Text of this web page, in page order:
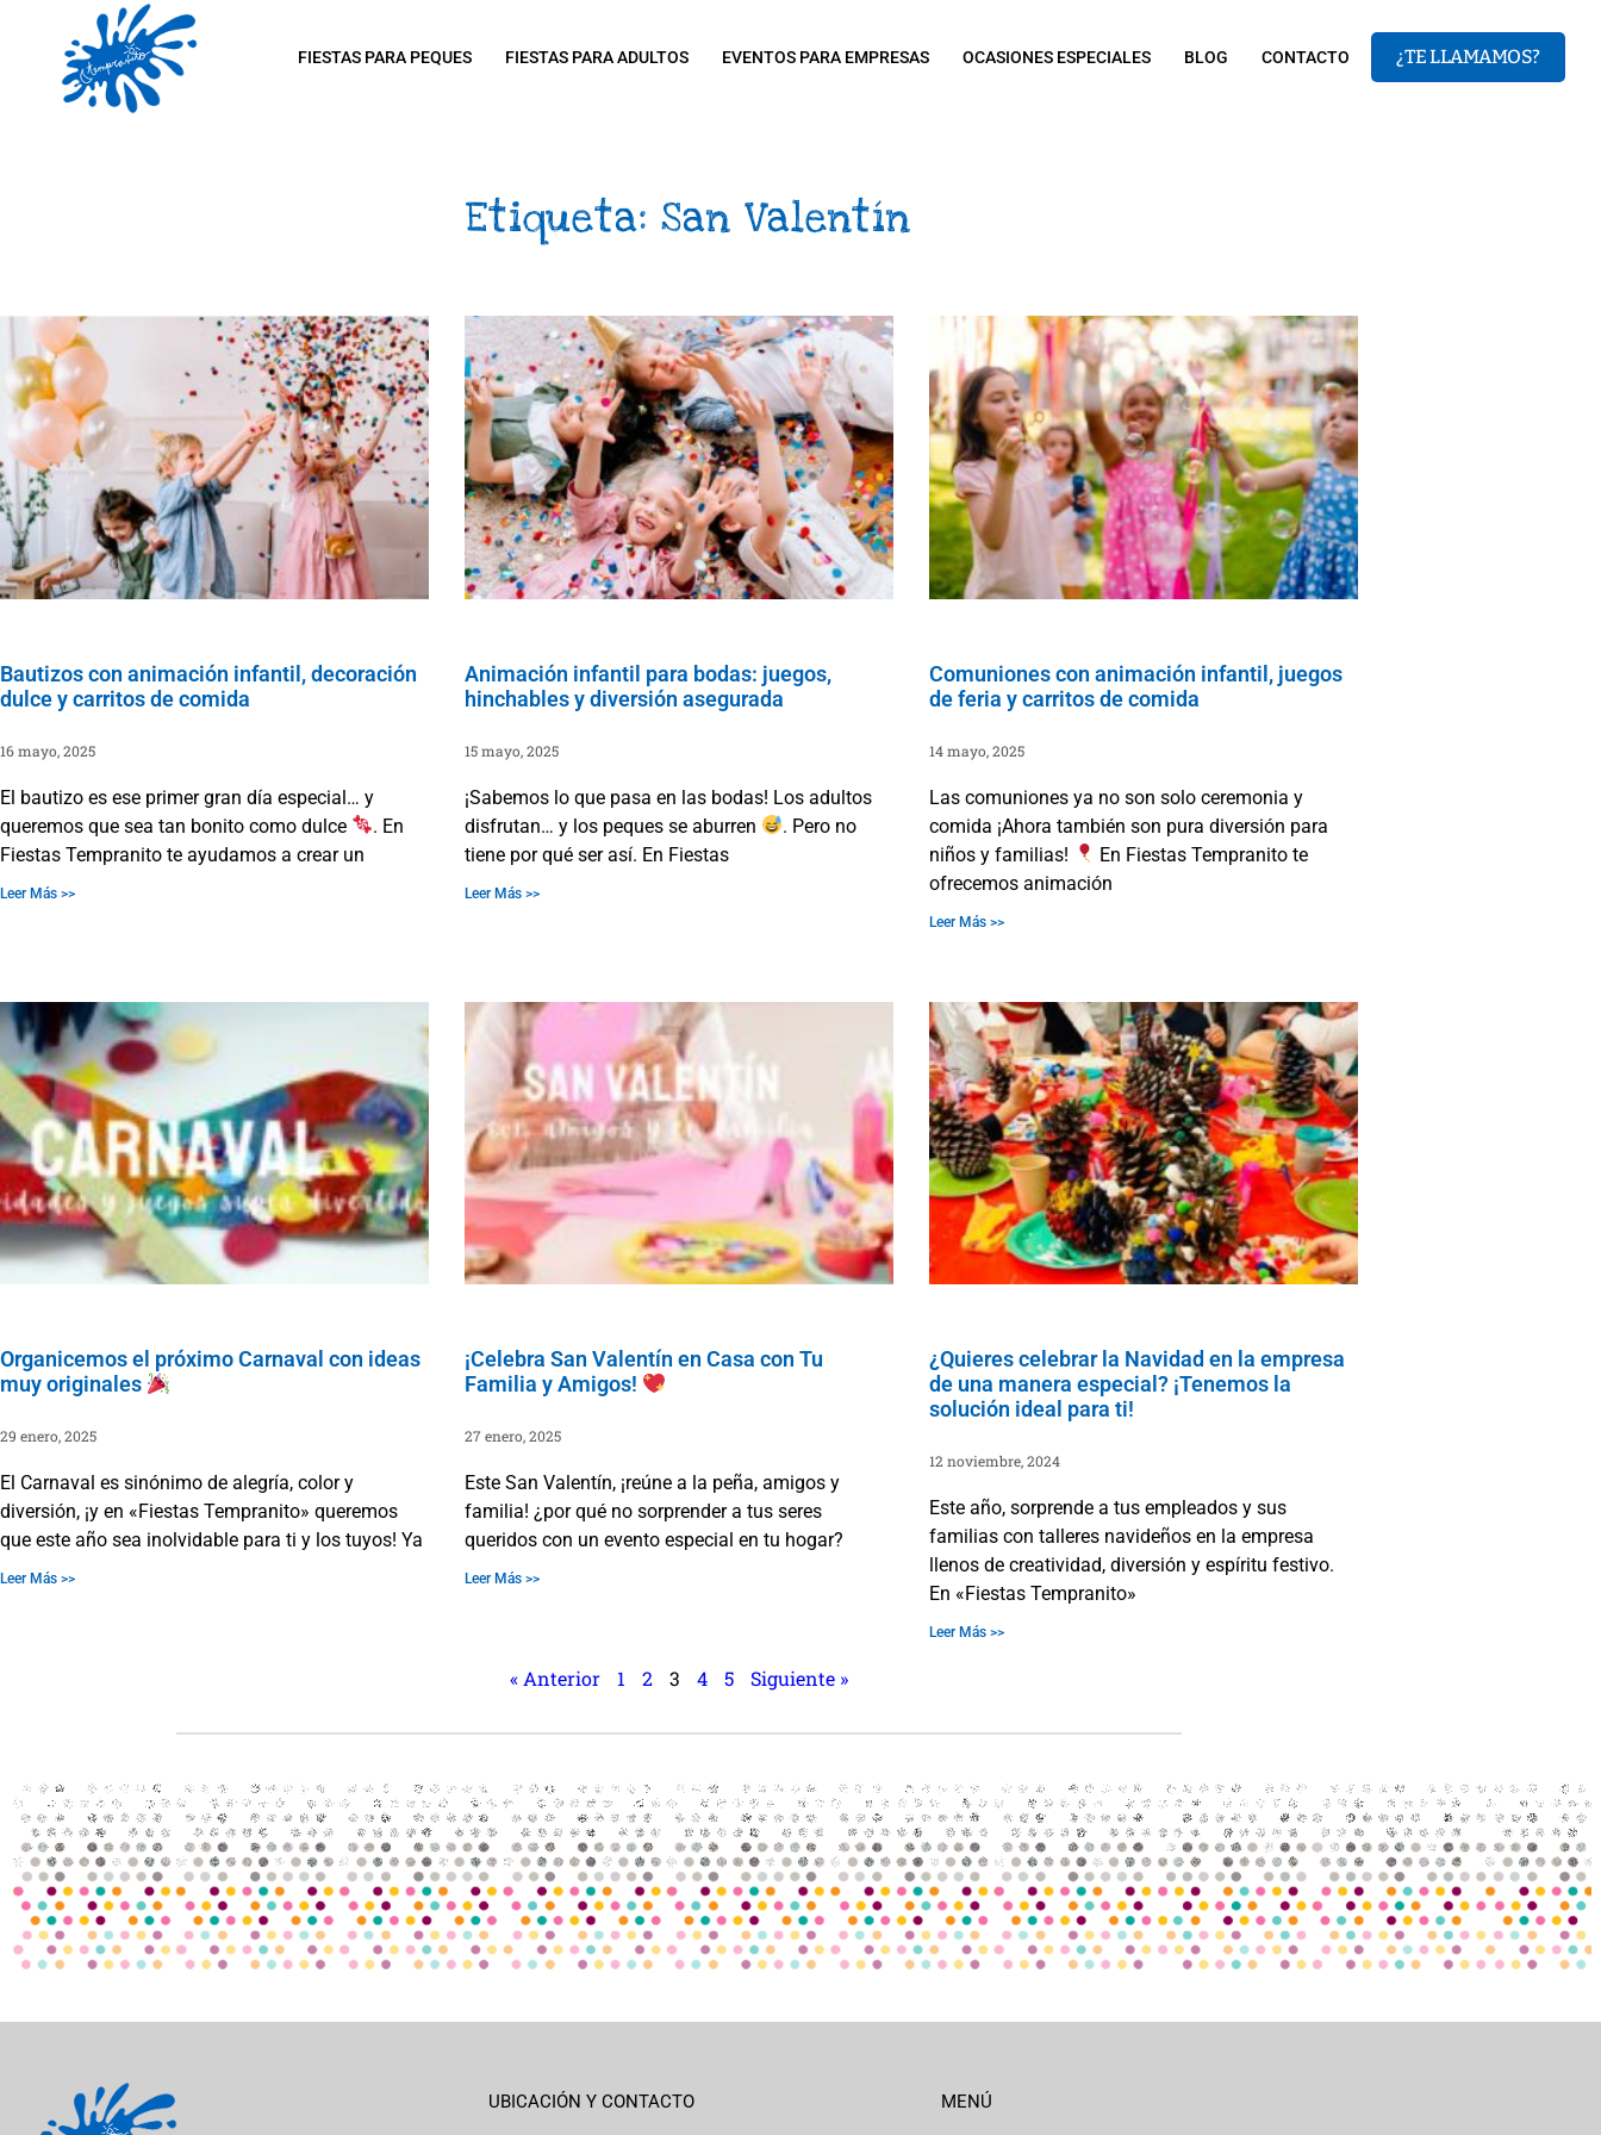
FIESTAS PARA PEQUES FIESTAS PARA ADULTOS EVENTOS PARA EMPRESAS OCASIONES ESPECIALES BLOG CONTACTO ¿TE LLAMAMOS?
Etiqueta: San Valentín
Bautizos con animación infantil, decoración
dulce y carritos de comida
16 mayo, 2025
El bautizo es ese primer gran día especial… y
queremos que sea tan bonito como dulce
. En
Fiestas Tempranito te ayudamos a crear un
Leer Más >>
Animación infantil para bodas: juegos,
hinchables y diversión asegurada
15 mayo, 2025
¡Sabemos lo que pasa en las bodas! Los adultos
disfrutan… y los peques se aburren
. Pero no
tiene por qué ser así. En Fiestas
Leer Más >>
Comuniones con animación infantil, juegos
de feria y carritos de comida
14 mayo, 2025
Las comuniones ya no son solo ceremonia y
comida ¡Ahora también son pura diversión para
niños y familias!
En Fiestas Tempranito te
ofrecemos animación
Leer Más >>
Organicemos el próximo Carnaval con ideas
muy originales
29 enero, 2025
El Carnaval es sinónimo de alegría, color y
diversión, ¡y en «Fiestas Tempranito» queremos
que este año sea inolvidable para ti y los tuyos! Ya
Leer Más >>
¡Celebra San Valentín en Casa con Tu
Familia y Amigos!
27 enero, 2025
Este San Valentín, ¡reúne a la peña, amigos y
familia! ¿por qué no sorprender a tus seres
queridos con un evento especial en tu hogar?
Leer Más >>
¿Quieres celebrar la Navidad en la empresa
de una manera especial? ¡Tenemos la
solución ideal para ti!
12 noviembre, 2024
Este año, sorprende a tus empleados y sus
familias con talleres navideños en la empresa
llenos de creatividad, diversión y espíritu festivo.
En «Fiestas Tempranito»
Leer Más >>
« Anterior 1 2 3 4 5 Siguiente »
UBICACIÓN Y CONTACTO MENÚ